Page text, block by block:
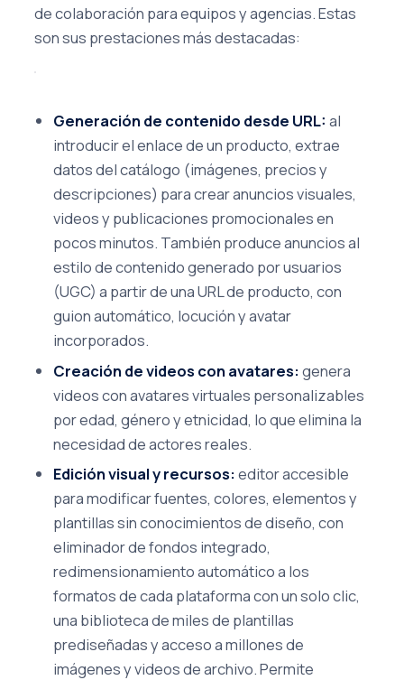
de colaboración para equipos y agencias. Estas
son sus prestaciones más destacadas:
Generación de contenido desde URL: al
introducir el enlace de un producto, extrae
datos del catálogo (imágenes, precios y
descripciones) para crear anuncios visuales,
videos y publicaciones promocionales en
pocos minutos. También produce anuncios al
estilo de contenido generado por usuarios
(UGC) a partir de una URL de producto, con
guion automático, locución y avatar
incorporados.
Creación de videos con avatares:genera
videos con avatares virtuales personalizables
por edad, género y etnicidad, lo que elimina la
necesidad de actores reales.
Edición visual y recursos:editor accesible
para modificar fuentes, colores, elementos y
plantillas sin conocimientos de diseño, con
eliminador de fondos integrado,
redimensionamiento automático a los
formatos de cada plataforma con un solo clic,
una biblioteca de miles de plantillas
prediseñadas y acceso a millones de
imágenes y videos de archivo. Permite